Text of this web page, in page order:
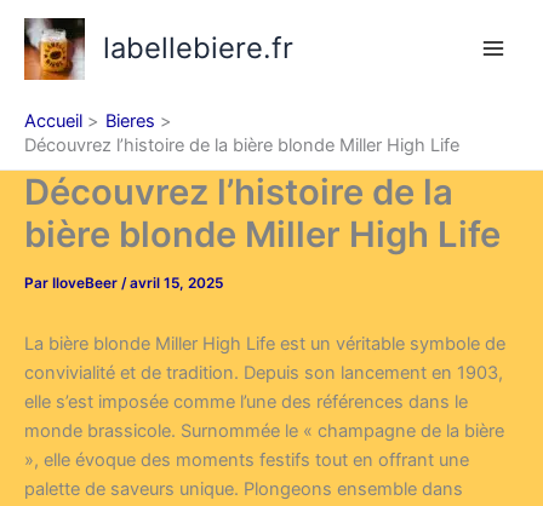
Aller
contenu
labellebiere.fr
Accueil
Bieres
Découvrez l’histoire de la bière blonde Miller High Life
Découvrez l’histoire de la
bière blonde Miller High Life
Par IloveBeer /avril 15, 2025
La bière blonde Miller High Life est un véritable symbole de
convivialité et de tradition. Depuis son lancement en 1903,
elle s’est imposée comme l’une des références dans le
monde brassicole. Surnommée le « champagne de la bière
», elle évoque des moments festifs tout en offrant une
palette de saveurs unique. Plongeons ensemble dans